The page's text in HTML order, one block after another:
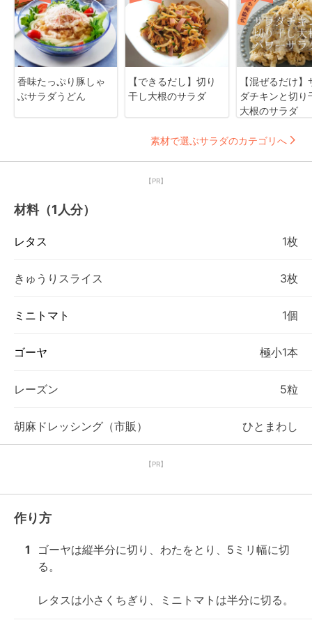
香味たっぷり豚しゃ
ぶサラダうどん
【できるだし】切り
干し大根のサラダ
【混ぜるだけ】
ダチキンと切り
大根のサラダ
素材で選ぶサラダのカテゴリへ
【PR】
材料（1人分）
レタス 1枚
きゅうりスライス 3枚
ミニトマト 1個
ゴーヤ 極小1本
レーズン 5粒
胡麻ドレッシング（市販） ひとまわし
【PR】
作り方
1
ゴーヤは縦半分に切り、わたをとり、5ミリ幅に切
る。
レタスは小さくちぎり、ミニトマトは半分に切る。